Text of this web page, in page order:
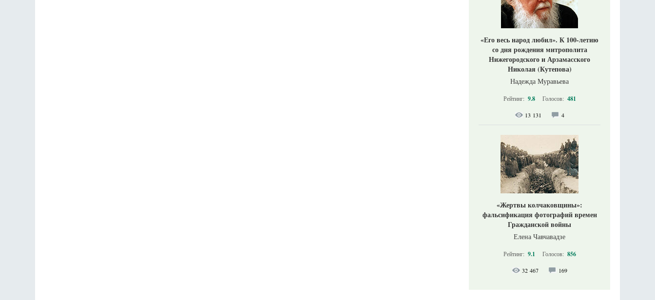
«Его весь народ любил». К 100-летию
со дня рождения митрополита
Нижегородского и Арзамасского
Николая (Кутепова)
Надежда Муравьева
Рейтинг: 9.8 Голосов: 481
13 131 4
«Жертвы колчаковщины»:
фальсификация фотографий времен
Гражданской войны
Елена Чавчавадзе
Рейтинг: 9.1 Голосов: 856
32 467 169